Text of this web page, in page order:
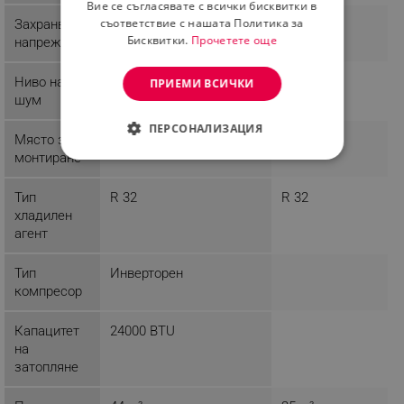
Захранващо
напрежение
240 V
Ниво на
шум
40 dB
Място за
монтиране
Стена
Тип
хладилен
агент
R 32 R 32
Тип
компресор
Инверторен
Капацитет
на
затопляне
24000 BTU
Вие се съгласявате с всички бисквитки в
съответствие с нашата Политика за
Бисквитки. Прочетете още
ПРИЕМИ ВСИЧКИ
ПЕРСОНАЛИЗАЦИЯ
СТРОГО НЕОБХОДИМО
ЕФЕКТИВНОСТ
ФУНКЦИОНАЛНОСТ